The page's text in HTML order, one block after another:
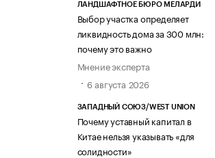
ЛАНДШАФТНОЕ БЮРО МЕЛАРДИ
Выбор участка определяет
ликвидность дома за 300 млн:
почему это важно
Мнение эксперта
6 августа 2026
ЗАПАДНЫЙ СОЮЗ/WEST UNION
Почему уставный капитал в
Китае нельзя указывать «для
солидности»